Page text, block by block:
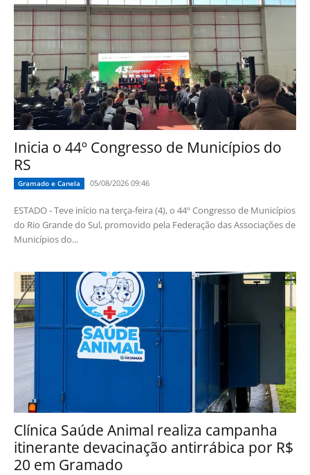
Inicia o 44º Congresso de Municípios do
RS
Gramado e Canela 05/08/2026 09:46
ESTADO - Teve início na terça-feira (4), o 44º Congresso de Municípios
do Rio Grande do Sul, promovido pela Federação das Associações de
Municípios do...
Clínica Saúde Animal realiza campanha
itinerante devacinação antirrábica por R$
20 em Gramado